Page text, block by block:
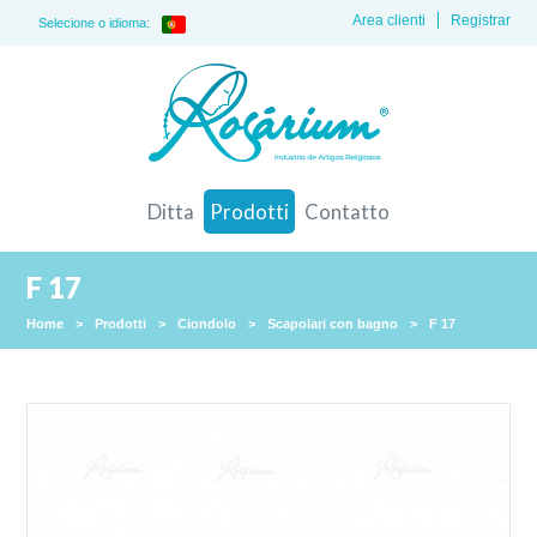
Selecione o idioma: Registrar
Area clienti
Ditta Prodotti Contatto
F 17
Home > Prodotti > Ciondolo > Scapolari con bagno > F 17